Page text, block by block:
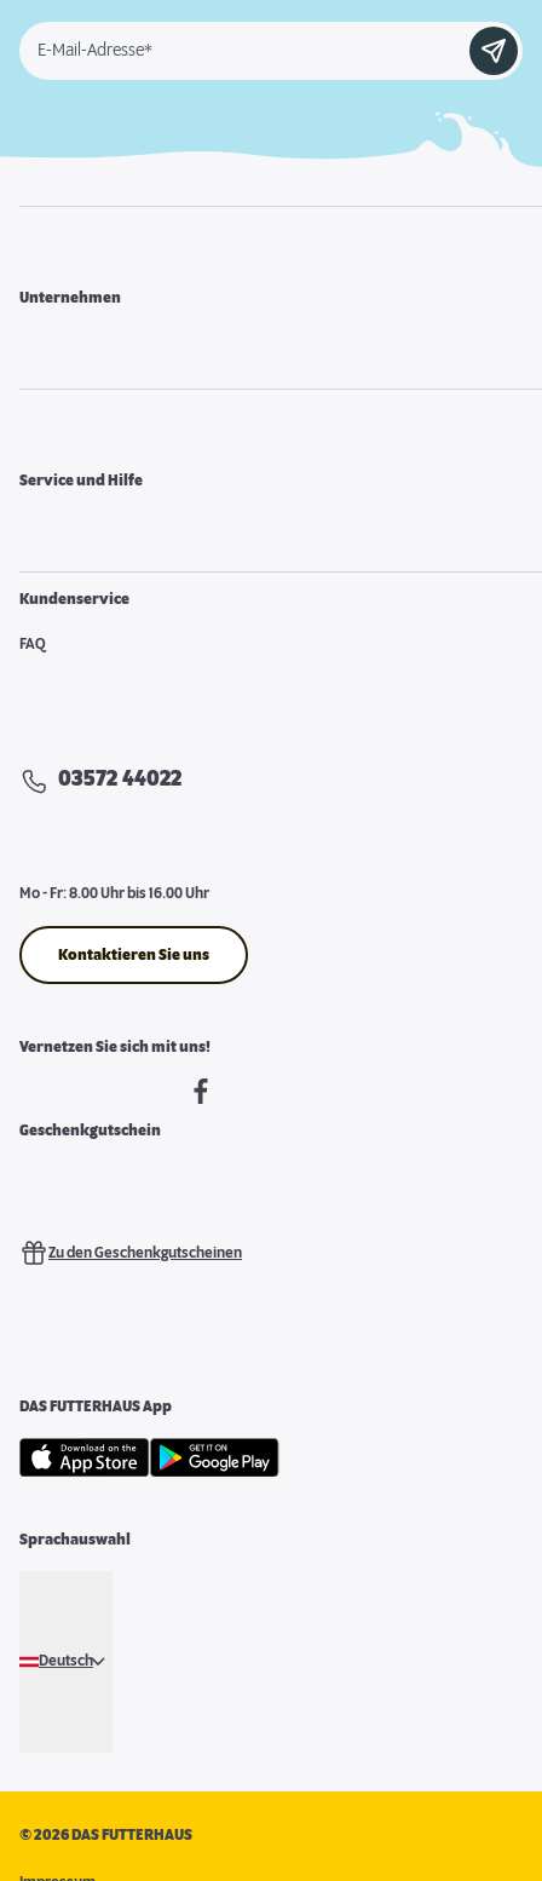
E-Mail-Adresse*
Unternehmen
Service und Hilfe
Kundenservice
FAQ
03572 44022
Mo - Fr: 8.00 Uhr bis 16.00 Uhr
Kontaktieren Sie uns
Vernetzen Sie sich mit uns!
Geschenkgutschein
Zu den Geschenkgutscheinen
DAS FUTTERHAUS App
Sprachauswahl
Deutsch
©2026 DAS FUTTERHAUS